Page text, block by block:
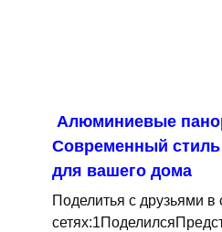
Алюминиевые
Современный
для вашего дома
Поделитья с друзьями в